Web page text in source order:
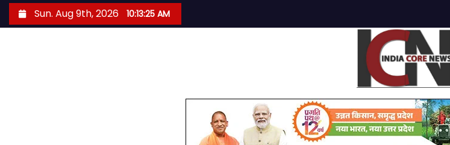
k
Sun. Aug 9th, 2026 10:13:26 AM